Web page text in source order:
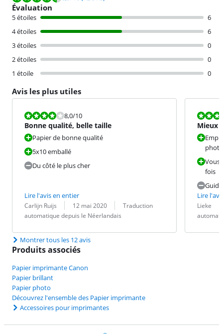
Évaluation
5 étoiles
6
4 étoiles
6
3 étoiles
0
2 étoiles
0
1 étoile
0
Avis les plus utiles
La note est 8,0 sur 10.
8,0/10
Bonne qualité, belle taille
Papier de bonne qualité
5x10 emballé
Du côté le plus cher
Lire l'avis en entier
Évaluation par :
Carlijn Ruijs
Date : 12 mai 2020
Traduction :
Traduction
automatique depuis le Néerlandais
La note est
Mieux
le
Vous
fois
Lire
Évaluation
Lieke
Date :
Traduction :
Montrer tous les 12 avis
Produits associés
Papier imprimante Canon
Papier brillant
Papier photo
Découvrez l'ensemble des Papier imprimante
Accessoires pour imprimantes